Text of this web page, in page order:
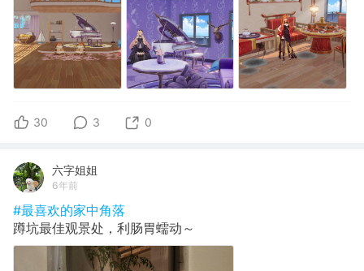
30 3 0
六字姐姐
6年前
#最喜欢的家中角落
蹲坑最佳观景处，利肠胃蠕动～